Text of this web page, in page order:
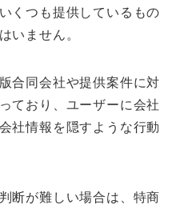
くつも提供しているもの
いません。
合同会社や提供案件に対
ており、ユーザーに会社
社情報を隠すような行動
断が難しい場合は、特商